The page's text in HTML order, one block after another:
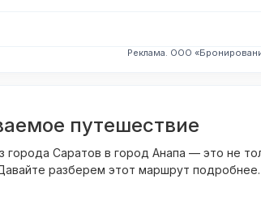
Реклама. ООО
путешествие
Саратов в город Анапа — это не
разберем этот маршрут подробнее.